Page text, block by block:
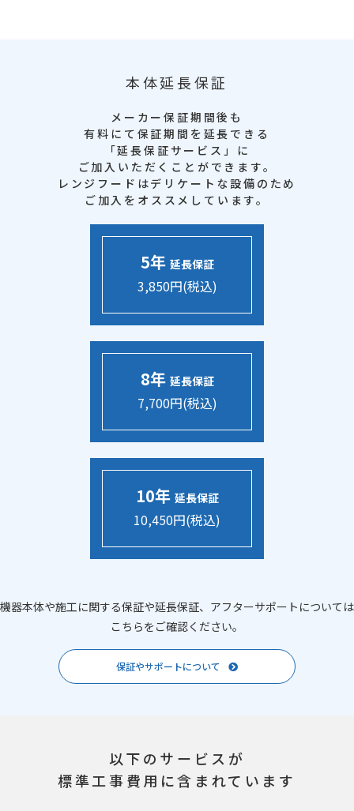
本体延長保証
メーカー保証期間後も
有料にて保証期間を延長できる
「延長保証サービス」に
ご加入いただくことができます。
レンジフードはデリケートな設備のため
ご加入をオススメしています。
5年 延長保証
3,850円(税込)
8年 延長保証
7,700円(税込)
10年 延長保証
10,450円(税込)
機器本体や施工に関する保証や延長保証、アフターサポートについては
こちらをご確認ください。
保証やサポートについて
以下のサービスが
標準工事費用に含まれています